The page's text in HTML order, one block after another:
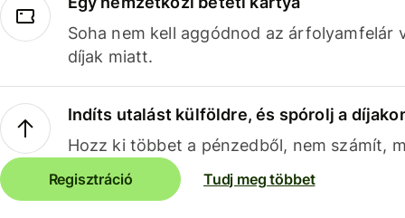
Soha nem kell aggódnod az árfolyamfelár
díjak miatt.
Indíts utalást külföldre, és spórolj a
Hozz ki többet a pénzedből, nem számít,
Regisztráció Tudj meg többet